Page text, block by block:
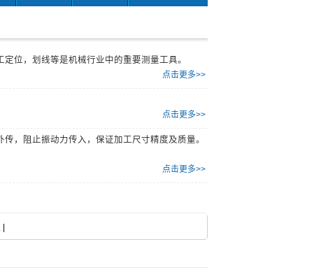
位，划线等是机械行业中的重要测量工具。
点击更多>>
点击更多>>
，阻止振动力传入，保证加工尺寸精度及质量。
点击更多>>